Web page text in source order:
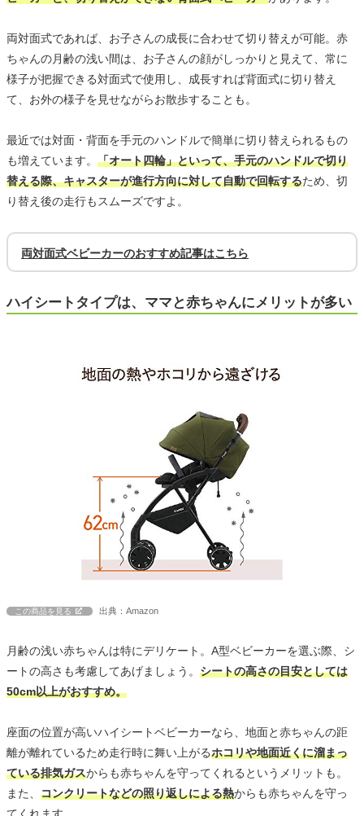
両対面式であれば、お子さんの成長に合わせて切り替えが可能。赤
ちゃんの月齢の浅い間は、お子さんの顔がしっかりと見えて、常に
様子が把握できる対面式で使用し、成長すれば背面式に切り替え
て、お外の様子を見せながらお散歩することも。
最近では対面・背面を手元のハンドルで簡単に切り替えられるもの
も増えています。 「オート四輪」といって、手元のハンドルで切り
替える際、キャスターが進行方向に対して自動で回転するため、切
り替え後の走行もスムーズですよ。
両対面式ベビーカーのおすすめ記事はこちら
ハイシートタイプは、ママと赤ちゃんにメリットが多い
この商品を見る 出典：Amazon
月齢の浅い赤ちゃんは特にデリケート。A型ベビーカーを選ぶ際、シ
ートの高さも考慮してあげましょう。 シートの高さの目安としては
50cm以上がおすすめ。
座面の位置が高いハイシートベビーカーなら、地面と赤ちゃんの距
離が離れているため走行時に舞い上がるホコリや地面近くに溜まっ
ている排気ガスからも赤ちゃんを守ってくれるというメリットも。
また、 コンクリートなどの照り返しによる熱からも赤ちゃんを守っ